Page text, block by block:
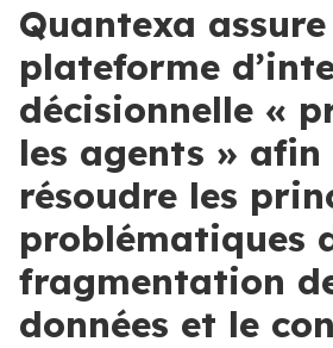
Quantexa
plateforme
décisionnelle «
les agents » afin
résoudre les
problématiques
fragmentation
données et le